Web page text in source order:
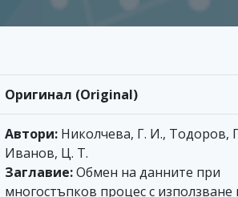
Оригинал (Original)
Автори: Николчева, Г. И., Тодоров,
Иванов, Ц. Т.
Заглавие:Обмен на данните при
многостъпков процес с използване